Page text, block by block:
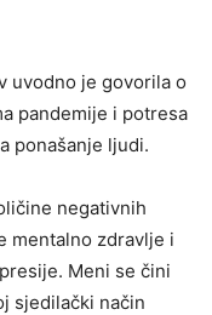
uvodno je govorila o
pandemije i potresa
ponašanje ljudi.
negativnih
mentalno zdravlje i
Meni se čini
sjedilački način